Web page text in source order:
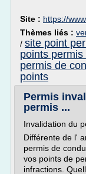
Site : https://
Thèmes liés :
/ site point
points
permis de
points
Permis
permis ...
Invalidation du
Différente de l'
permis de
vos points de
infractions.